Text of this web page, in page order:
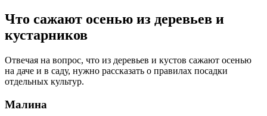
Что сажают осенью из деревьев и
кустарников
Отвечая на вопрос, что из деревьев и кустов сажают осенью
на даче и в саду, нужно рассказать о правилах посадки
отдельных культур.
Малина